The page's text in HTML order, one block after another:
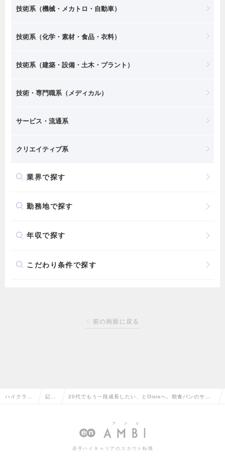
技術系（機械・メカトロ・自動車）
技術系（化学・素材・食品・衣料）
技術系（建築・設備・土木・プラント）
技術・専門職系（メディカル）
サービス・流通系
クリエイティブ系
業界で探す
勤務地で探す
年収で探す
こだわり条件で探す
前の画面に戻る
ハイクラス 記事 20代でもう一段成長したい、とOisixへ。朝食パンのサブ
若手ハイキャリアのスカウト転職